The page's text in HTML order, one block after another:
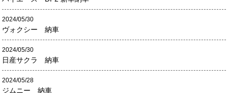
2024/05/30
ヴォクシー 納車
2024/05/30
日産サクラ 納車
2024/05/28
ジムニー 納車